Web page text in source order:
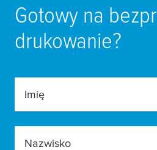
Gotowy na
drukowanie?
Imię
Nazwisko